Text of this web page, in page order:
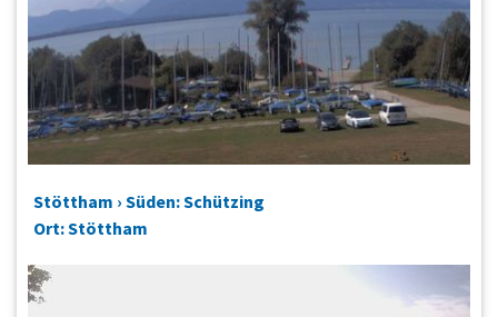
Stöttham › Süden: Schützing
Ort: Stöttham